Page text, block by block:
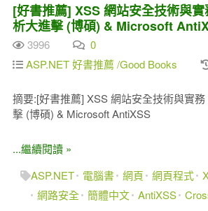
[好書推薦] XSS 網站安全技術與
析大進擊 (博碩) & Microsoft
3996
0
ASP.NET 好書推薦 /Good Books
摘要:[好書推薦] XSS 網站安全技術與實
擊 (博碩) & Microsoft AntiXSS
...繼續閱讀 »
ASP.NET
電腦書 網頁 網頁程式
網路安全 簡體中文 AntiXSS